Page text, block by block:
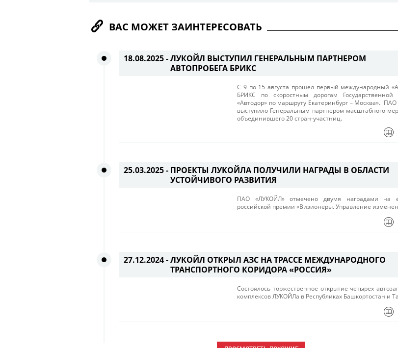
ВАС МОЖЕТ ЗАИНТЕРЕСОВАТЬ
18.08.2025 -ЛУКОЙЛ ВЫСТУПИЛ ГЕНЕРАЛЬНЫМ ПАРТНЕРОМ
АВТОПРОБЕГА БРИКС
С 9 по 15 августа прошел первый международный
БРИКС по скоростным дорогам Государственной
«Автодор» по маршруту Екатеринбург – Москва».
выступило Генеральным партнером масштабного
объединившего 20 стран-участниц.
25.03.2025 - ПРОЕКТЫ ЛУКОЙЛА ПОЛУЧИЛИ НАГРАДЫ В ОБЛАСТИ
УСТОЙЧИВОГО РАЗВИТИЯ
ПАО «ЛУКОЙЛ» отмечено двумя наградами на
российской премии «Визионеры. Управление
27.12.2024 -ЛУКОЙЛ ОТКРЫЛ АЗС НА ТРАССЕ МЕЖДУНАРОДНОГО
ТРАНСПОРТНОГО КОРИДОРА «РОССИЯ»
Состоялось торжественное открытие четырех
комплексов ЛУКОЙЛа в Республиках Башкортостан и